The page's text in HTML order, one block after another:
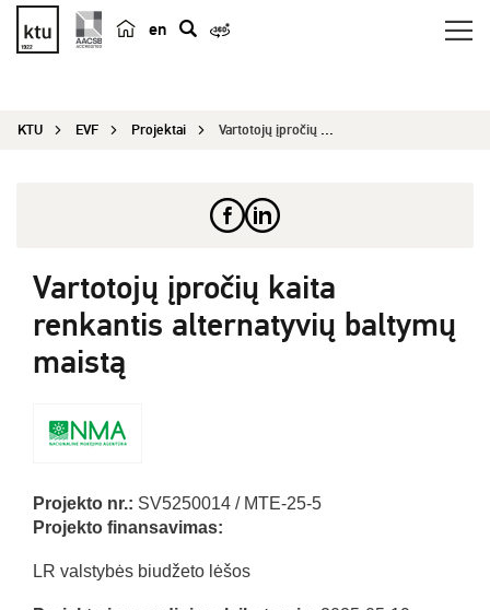
en
e
KTU EVF Projektai Vartotojų įpročių kaita renkantis alternatyvių b...
Vartotojų įpročių kaita
renkantis alternatyvių baltymų
maistą
Projekto nr.: SV5250014 / MTE-25-5
Projekto finansavimas:
LR valstybės biudžeto lėšos